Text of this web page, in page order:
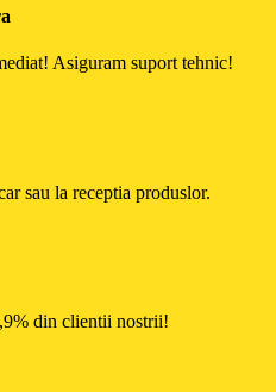
Asiguram suport tehnic!
sau la receptia produslor.
din clientii nostrii!